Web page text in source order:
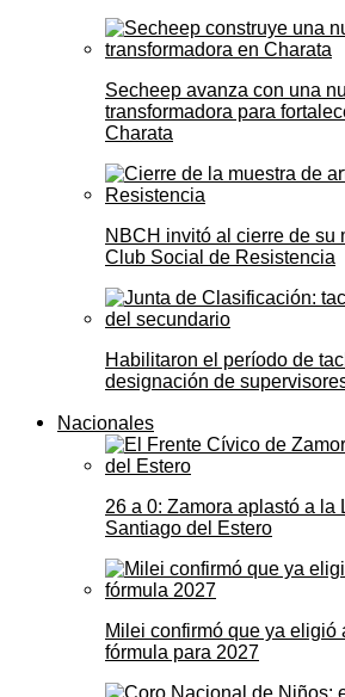
Secheep avanza con una
transformadora para
Charata
NBCH invitó al cierre de su
Club Social de Resistencia
Habilitaron el período de
designación de
Nacionales
26 a 0: Zamora aplastó a la
Santiago del Estero
Milei confirmó que ya eligió
fórmula para 2027